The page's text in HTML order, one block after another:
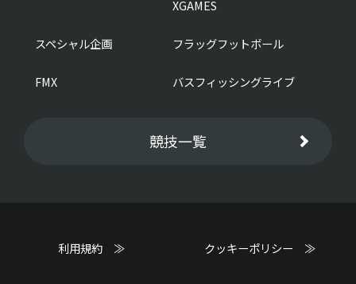
XGAMES
スペシャル企画 フラッグフットボール
FMX バスフィッシングライブ
競技一覧
利用規約 ≫ クッキーポリシー ≫